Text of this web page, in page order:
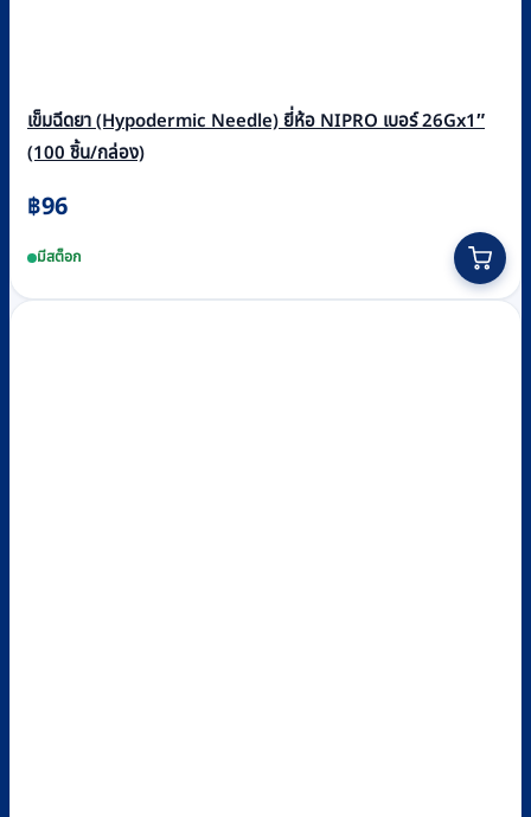
เข็มฉีดยา (Hypodermic Needle) ยี่ห้อ NIPRO เบอร์ 26Gx1″
(100 ชิ้น/กล่อง)
฿96
มีสต็อก